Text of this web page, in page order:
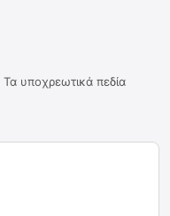
Τα υποχρεωτικά πεδία